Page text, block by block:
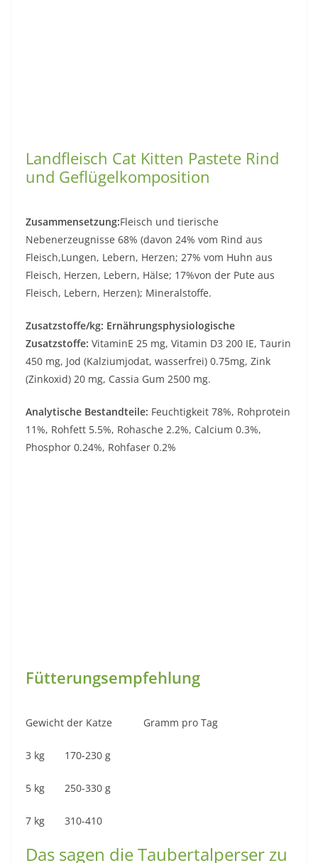
Landfleisch Cat Kitten Pastete Rind
und Geflügelkomposition
Zusammensetzung:Fleisch und tierische
Nebenerzeugnisse 68% (davon 24% vom Rind aus
Fleisch,Lungen, Lebern, Herzen; 27% vom Huhn aus
Fleisch, Herzen, Lebern, Hälse; 17%von der Pute aus
Fleisch, Lebern, Herzen); Mineralstoffe.
Zusatzstoffe/kg: Ernährungsphysiologische
Zusatzstoffe: VitaminE 25 mg, Vitamin D3 200 IE, Taurin
450 mg, Jod (Kalziumjodat, wasserfrei) 0.75mg, Zink
(Zinkoxid) 20 mg, Cassia Gum 2500 mg.
Analytische Bestandteile: Feuchtigkeit 78%, Rohprotein
11%, Rohfett 5.5%, Rohasche 2.2%, Calcium 0.3%,
Phosphor 0.24%, Rohfaser 0.2%
Fütterungsempfehlung
Gewicht der Katze Gramm pro Tag
3 kg 170-230 g
5 kg 250-330 g
7 kg 310-410
Das sagen die Taubertalperser zu